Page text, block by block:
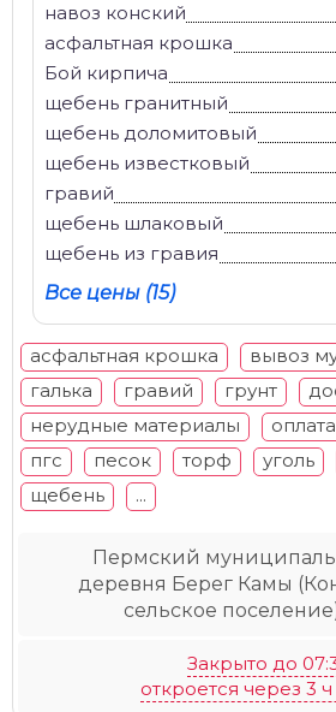
навоз конский
асфальтная крошка
Бой кирпича
щебень гранитный
щебень доломитовый
щебень известковый
гравий
щебень шлаковый
щебень из гравия
Все цены (15)
асфальтная крошка
вывоз
галька
гравий грунт
нерудные материалы
пгс
песок торф уголь
щебень
...
Пермский
деревня Берег Камы
сельское
Закрыто до
откроется через 3